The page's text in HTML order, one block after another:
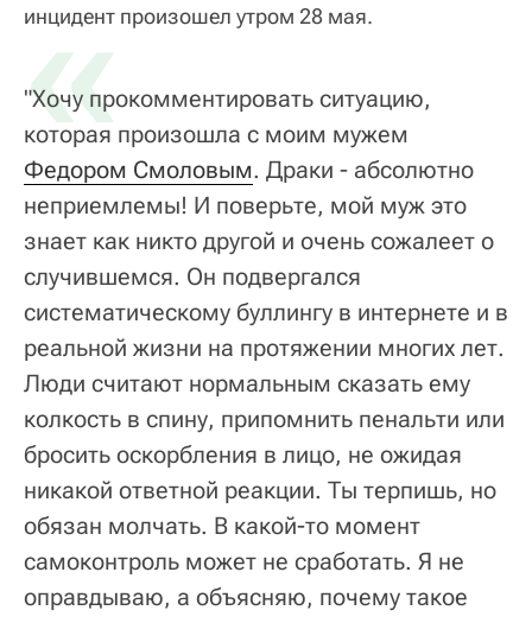
инцидент произошел утром 28 мая.
«
"Хочу прокомментировать ситуацию,
которая произошла с моим мужем
Федором Смоловым. Драки - абсолютно
неприемлемы! И поверьте, мой муж это
знает как никто другой и очень сожалеет о
случившемся. Он подвергался
систематическому буллингу в интернете и в
реальной жизни на протяжении многих лет.
Люди считают нормальным сказать ему
колкость в спину, припомнить пенальти или
бросить оскорбления в лицо, не ожидая
никакой ответной реакции. Ты терпишь, но
обязан молчать. В какой-то момент
самоконтроль может не сработать. Я не
оправдываю, а объясняю, почему такое